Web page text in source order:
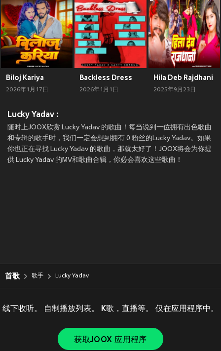
Biloj Kariya
2026年1月17日
Backless Dress
2026年1月1日
Hila Deb Rajdhani
2025年9月23日
Lucky Yadav :
随时上JOOX欣赏 Lucky Yadav 的歌曲！每当说到一位拥有出色歌曲
和专辑的歌手时，我们一定会想到拥有 0 粉丝的Lucky Yadav。如果
你也正在寻找 Lucky Yadav 的歌曲，那就太好了！JOOX将会为你提
供 Lucky Yadav 的MV和歌曲合辑，你必会喜欢这些歌曲！
首歌 歌手 Lucky Yadav
线下收听。 自制播放列表。 K歌，直播等。 仅在应用程序中。
获取JOOX 应用程序